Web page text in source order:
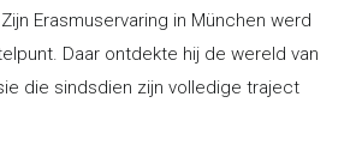
Erasmuservaring in München werd
Daar ontdekte hij de wereld van
die sindsdien zijn volledige traject